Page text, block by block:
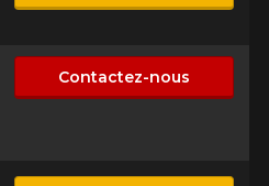
Contactez-nous